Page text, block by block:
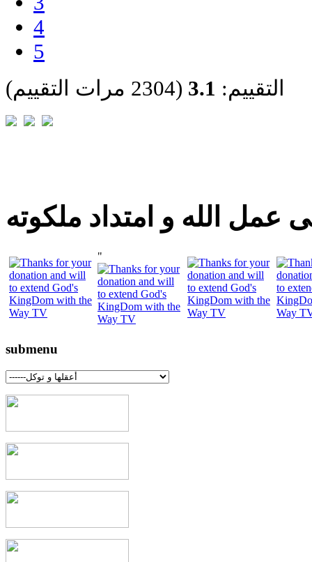
4
5
التقييم: 3.1 (2304 مرات التقييم)
عمل الله و امتداد ملكوته
"
submenu